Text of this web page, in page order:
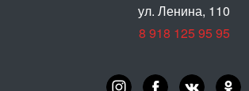
ул. Ленина, 110
8 918 125 95 95